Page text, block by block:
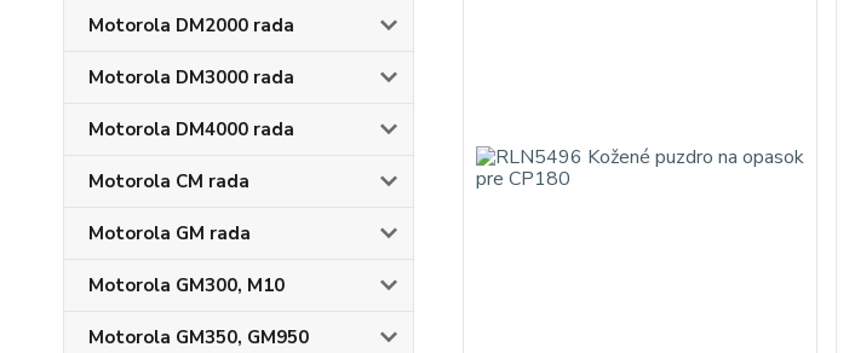
Motorola DM2000 rada
Motorola DM3000 rada
Motorola DM4000 rada
Motorola CM rada
Motorola GM rada
Motorola GM300, M10
Motorola GM350, GM950